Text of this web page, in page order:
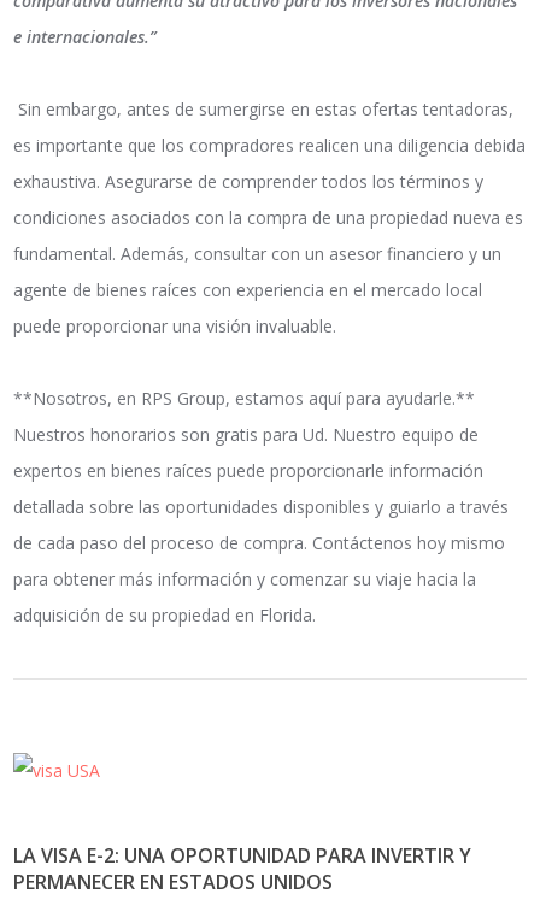
e internacionales.”
Sin embargo, antes de sumergirse en estas ofertas tentadoras,
es importante que los compradores realicen una diligencia debida
exhaustiva. Asegurarse de comprender todos los términos y
condiciones asociados con la compra de una propiedad nueva es
fundamental. Además, consultar con un asesor financiero y un
agente de bienes raíces con experiencia en el mercado local
puede proporcionar una visión invaluable.
**Nosotros, en RPS Group, estamos aquí para ayudarle.**
Nuestros honorarios son gratis para Ud. Nuestro equipo de
expertos en bienes raíces puede proporcionarle información
detallada sobre las oportunidades disponibles y guiarlo a través
de cada paso del proceso de compra. Contáctenos hoy mismo
para obtener más información y comenzar su viaje hacia la
adquisición de su propiedad en Florida.
LA VISA E-2: UNA OPORTUNIDAD PARA INVERTIR Y
PERMANECER EN ESTADOS UNIDOS